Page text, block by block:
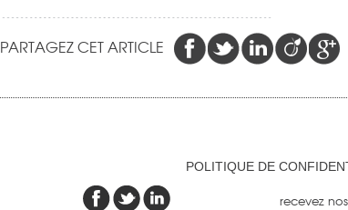
PARTAGEZ CET ARTICLE
POLITIQUE DE
recevez